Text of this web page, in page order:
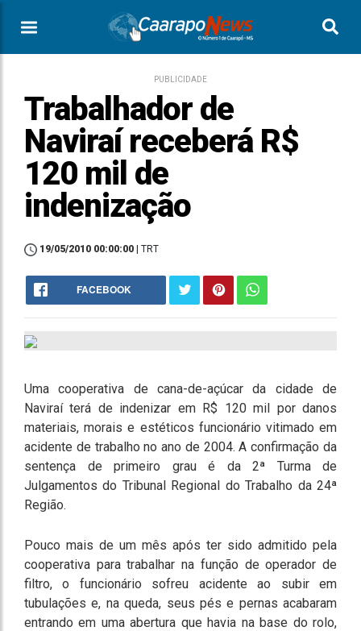
PUBLICIDADE
Trabalhador de
Naviraí receberá R$
120 mil de
indenização
19/05/2010 00:00:00 | TRT
FACEBOOK
Uma cooperativa de cana-de-açúcar da cidade de
Naviraí terá de indenizar em R$ 120 mil por danos
materiais, morais e estéticos funcionário vitimado em
acidente de trabalho no ano de 2004. A confirmação da
sentença de primeiro grau é da 2ª Turma de
Julgamentos do Tribunal Regional do Trabalho da 24ª
Região.
Pouco mais de um mês após ter sido admitido pela
cooperativa para trabalhar na função de operador de
filtro, o funcionário sofreu acidente ao subir em
tubulações e, na queda, seus pés e pernas acabaram
entrando em uma abertura que havia na base do rolo,